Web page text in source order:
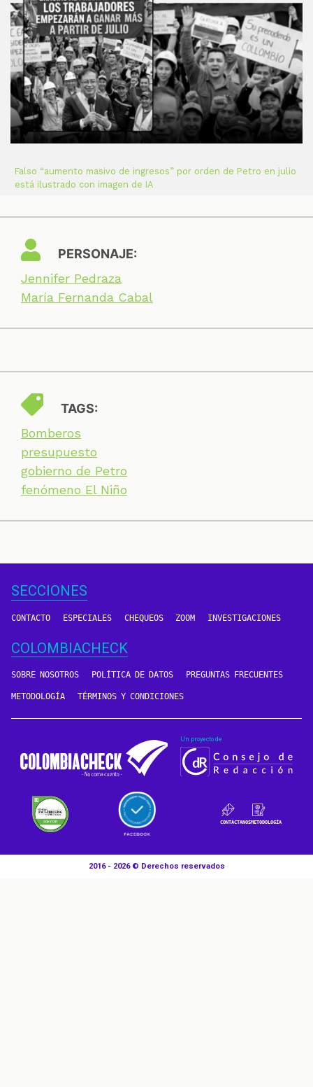
Falso “aumento masivo de ingresos” por orden de Petro en julio
está ilustrado con imagen de IA
PERSONAJE:
Jennifer Pedraza
María Fernanda Cabal
TAGS:
Bomberos
presupuesto
gobierno de Petro
fenómeno El Niño
SECCIONES
CONTACTO ESPECIALES CHEQUEOS ZOOM INVESTIGACIONES
COLOMBIACHECK
SOBRE NOSOTROS POLÍTICA DE DATOS PREGUNTAS FRECUENTES
METODOLOGÍA TÉRMINOS Y CONDICIONES
Un proyecto de
CONTÁCTANOSMETODOLOGÍA
2016 - 2026 © Derechos reservados